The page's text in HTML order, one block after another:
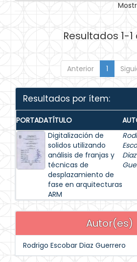
Resultados 1-1
Anterior 1
Resultados por ítem:
PORTADATÍTULO
Digitalización de
solidos utilizando
análisis de franjas y
técnicas de
desplazamiento de
fase en arquitecturas
ARM
Diaz
Autor(es)
Rodrigo Escobar Diaz Guerrero